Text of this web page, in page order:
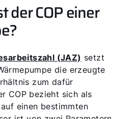
der COP einer
(JAZ) setzt
die erzeugte
zum dafür
COP bezieht sich als
einen bestimmten